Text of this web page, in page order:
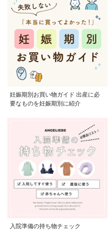
妊娠期別お買い物ガイド 出産に必
要なものを妊娠期別に紹介
入院準備の持ち物チェック